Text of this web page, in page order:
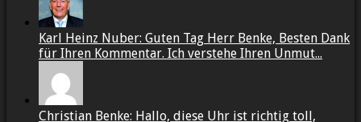
Karl Heinz Nuber: Guten Tag Herr Benke, Besten Dank
für Ihren Kommentar. Ich verstehe Ihren Unmut...
Christian Benke: Hallo, diese Uhr ist richtig toll,